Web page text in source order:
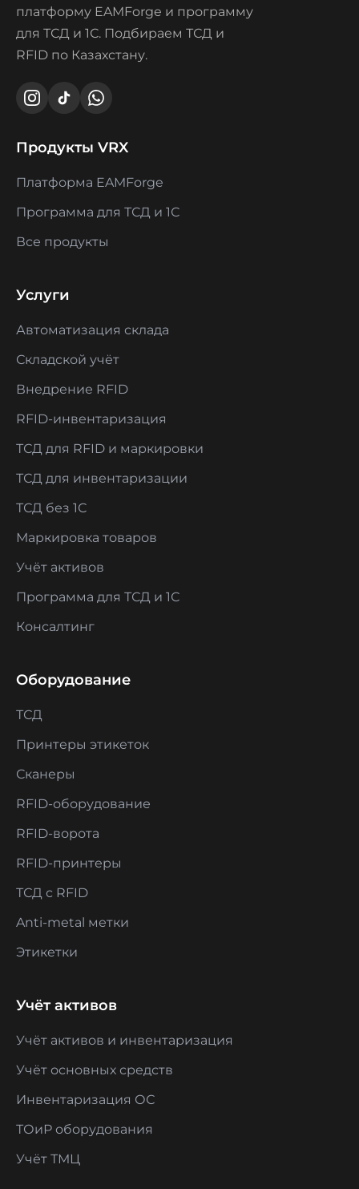
платформу EAMForge и программу
для ТСД и 1С. Подбираем ТСД и
RFID по Казахстану.
Продукты VRX
Платформа EAMForge
Программа для ТСД и 1С
Все продукты
Услуги
Автоматизация склада
Складской учёт
Внедрение RFID
RFID-инвентаризация
ТСД для RFID и маркировки
ТСД для инвентаризации
ТСД без 1С
Маркировка товаров
Учёт активов
Программа для ТСД и 1С
Консалтинг
Оборудование
ТСД
Принтеры этикеток
Сканеры
RFID-оборудование
RFID-ворота
RFID-принтеры
ТСД с RFID
Anti-metal метки
Этикетки
Учёт активов
Учёт активов и инвентаризация
Учёт основных средств
Инвентаризация ОС
ТОиР оборудования
Учёт ТМЦ